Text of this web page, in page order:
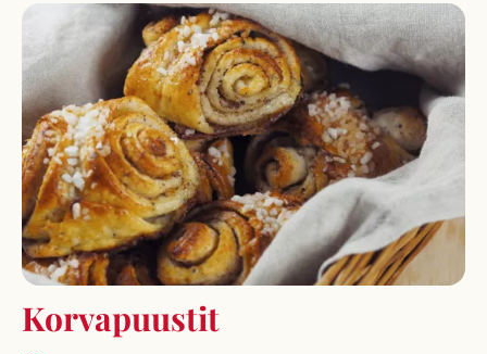
Korvapuustit